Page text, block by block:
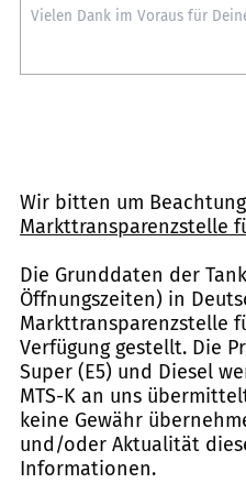
Wir bitten um
Markttransparenzstelle
Die Grunddaten der
Öffnungszeiten) in
Markttransparenzstelle
Verfügung gestellt. Die
Super (E5) und Diesel
MTS-K an uns
keine Gewähr
und/oder Aktualität
Informationen.